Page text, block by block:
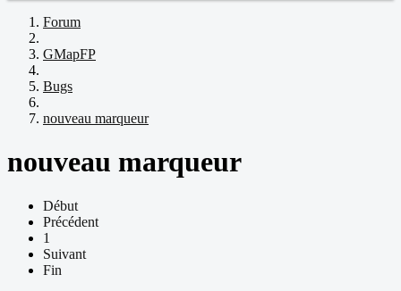
Forum
GMapFP
Bugs
nouveau marqueur
nouveau marqueur
Début
Précédent
1
Suivant
Fin